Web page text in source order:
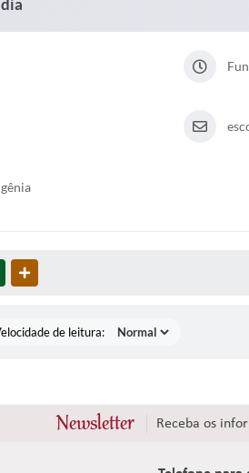
WHATSAPP
de leitura:
Newsletter Receba os